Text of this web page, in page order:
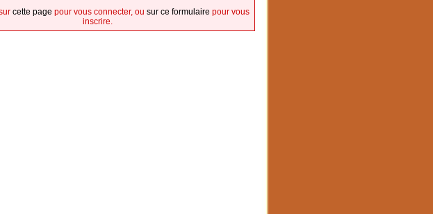
cette page pour vous connecter, ou sur ce formulaire pour vous
inscrire.